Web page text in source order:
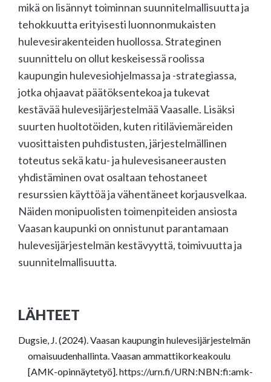
mikä on lisännyt toiminnan suunnitelmallisuutta ja
tehokkuutta erityisesti luonnonmukaisten
hulevesirakenteiden huollossa. Strateginen
suunnittelu on ollut keskeisessä roolissa
kaupungin hulevesiohjelmassa ja -strategiassa,
jotka ohjaavat päätöksentekoa ja tukevat
kestävää hulevesijärjestelmää Vaasalle. Lisäksi
suurten huoltotöiden, kuten ritiläviemäreiden
vuosittaisten puhdistusten, järjestelmällinen
toteutus sekä katu- ja hulevesisaneerausten
yhdistäminen ovat osaltaan tehostaneet
resurssien käyttöä ja vähentäneet korjausvelkaa.
Näiden monipuolisten toimenpiteiden ansiosta
Vaasan kaupunki on onnistunut parantamaan
hulevesijärjestelmän kestävyyttä, toimivuutta ja
suunnitelmallisuutta.
LÄHTEET
Dugsie, J. (2024). Vaasan kaupungin hulevesijärjestelmän
omaisuudenhallinta. Vaasan ammattikorkeakoulu
[AMK-opinnäytetyö]. https://urn.fi/URN:NBN:fi:amk-